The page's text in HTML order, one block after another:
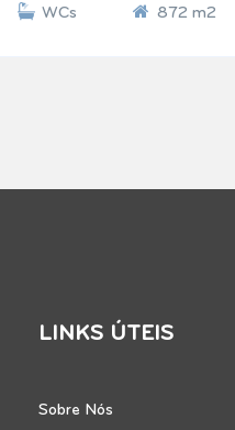
WCs 872 m2
LINKS ÚTEIS
Sobre Nós